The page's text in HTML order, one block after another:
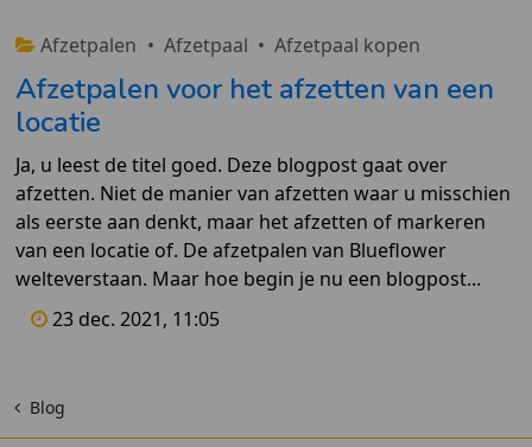
Afzetpalen • Afzetpaal • Afzetpaal kopen
Afzetpalen voor het afzetten van een
locatie
Ja, u leest de titel goed. Deze blogpost gaat over
afzetten. Niet de manier van afzetten waar u misschien
als eerste aan denkt, maar het afzetten of markeren
van een locatie of. De afzetpalen van Blueflower
welteverstaan. Maar hoe begin je nu een blogpost...
23 dec. 2021, 11:05
Blog